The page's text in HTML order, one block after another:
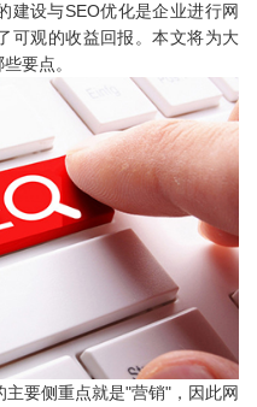
建设与SEO优化是企业进行网
可观的收益回报。本文将为大
要点。
侧重点就是"营销"，因此网